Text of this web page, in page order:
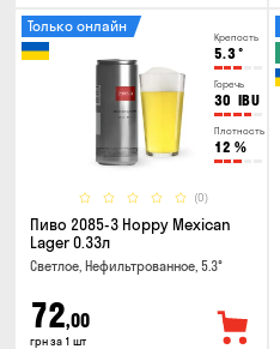
Крепость
5.3°
Горечь
30 IBU
Плотность
12 %
(0)
Только онлайн
Пиво 2085-3 Hoppy Mexican
Lager 0.33л
Светлое, Нефильтрованное, 5.3°
72,00
грн за 1 шт